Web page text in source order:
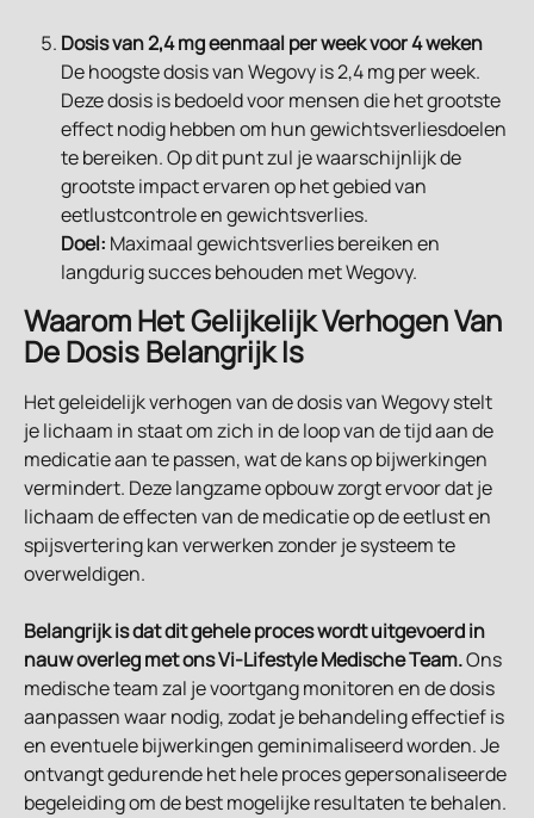
Dosis van 2,4 mg eenmaal per week voor 4 weken
De hoogste dosis van Wegovy is 2,4 mg per week.
Deze dosis is bedoeld voor mensen die het grootste
effect nodig hebben om hun gewichtsverliesdoelen
te bereiken. Op dit punt zul je waarschijnlijk de
grootste impact ervaren op het gebied van
eetlustcontrole en gewichtsverlies.
Doel: Maximaal gewichtsverlies bereiken en
langdurig succes behouden met Wegovy.
Waarom Het Gelijkelijk Verhogen Van
De Dosis Belangrijk Is
Het geleidelijk verhogen van de dosis van Wegovy stelt
je lichaam in staat om zich in de loop van de tijd aan de
medicatie aan te passen, wat de kans op bijwerkingen
vermindert. Deze langzame opbouw zorgt ervoor dat je
lichaam de effecten van de medicatie op de eetlust en
spijsvertering kan verwerken zonder je systeem te
overweldigen.
Belangrijk is dat dit gehele proces wordt uitgevoerd in
nauw overleg met ons Vi-Lifestyle Medische Team. Ons
medische team zal je voortgang monitoren en de dosis
aanpassen waar nodig, zodat je behandeling effectief is
en eventuele bijwerkingen geminimaliseerd worden. Je
ontvangt gedurende het hele proces gepersonaliseerde
begeleiding om de best mogelijke resultaten te behalen.